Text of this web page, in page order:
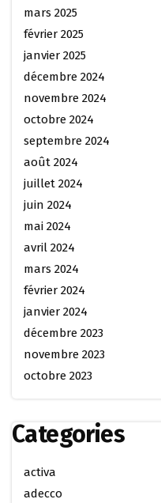
mars 2025
février 2025
janvier 2025
décembre 2024
novembre 2024
octobre 2024
septembre 2024
août 2024
juillet 2024
juin 2024
mai 2024
avril 2024
mars 2024
février 2024
janvier 2024
décembre 2023
novembre 2023
octobre 2023
Categories
activa
adecco